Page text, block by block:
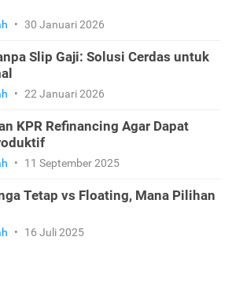
• 30 Januari 2026
Slip Gaji: Solusi Cerdas untuk
• 22 Januari 2026
KPR Refinancing Agar Dapat
• 11 September 2025
Tetap vs Floating, Mana Pilihan
• 16 Juli 2025